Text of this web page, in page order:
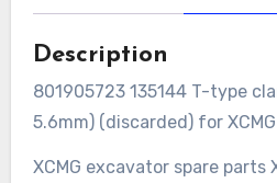
Description
801905723 135144 T-type
5.6mm) (discarded) for
XCMG excavator spare parts